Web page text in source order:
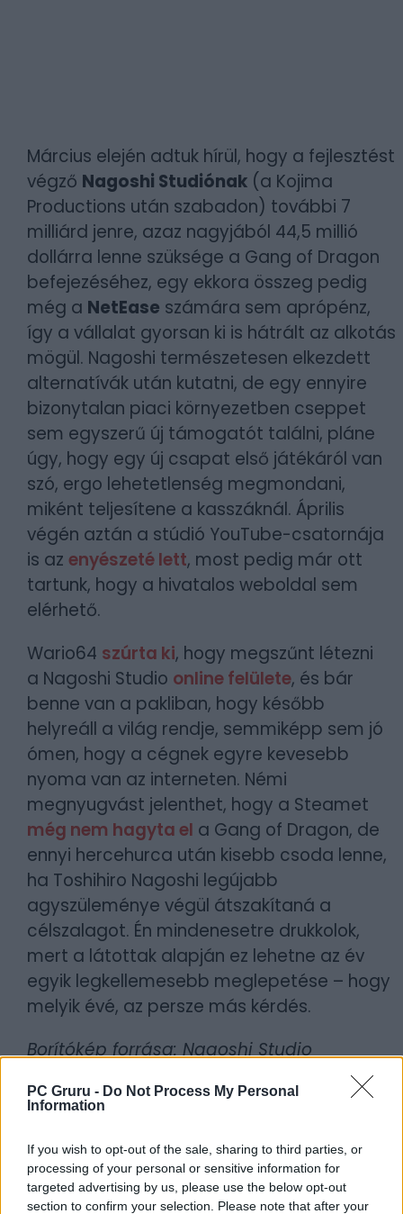
PC Gruru - Do Not Process My Personal
Information
If you wish to opt-out of the sale, sharing to third parties, or
processing of your personal or sensitive information for
targeted advertising by us, please use the below opt-out
section to confirm your selection. Please note that after your
Március elején adtuk hírül, hogy a fejlesztést
végző Nagoshi Studiónak (a Kojima
Productions után szabadon) további 7
milliárd jenre, azaz nagyjából 44,5 millió
dollárra lenne szüksége a Gang of Dragon
befejezéséhez, egy ekkora összeg pedig
még a NetEase számára sem aprópénz,
így a vállalat gyorsan ki is hátrált az alkotás
mögül. Nagoshi természetesen elkezdett
alternatívák után kutatni, de egy ennyire
bizonytalan piaci környezetben cseppet
sem egyszerű új támogatót találni, pláne
úgy, hogy egy új csapat első játékáról van
szó, ergo lehetetlenség megmondani,
miként teljesítene a kasszáknál. Április
végén aztán a stúdió YouTube-csatornája
is az enyészeté lett, most pedig már ott
tartunk, hogy a hivatalos weboldal sem
elérhető.
Wario64 szúrta ki, hogy megszűnt létezni
a Nagoshi Studio online felülete, és bár
benne van a pakliban, hogy később
helyreáll a világ rendje, semmiképp sem jó
ómen, hogy a cégnek egyre kevesebb
nyoma van az interneten. Némi
megnyugvást jelenthet, hogy a Steamet
még nem hagyta el a Gang of Dragon, de
ennyi hercehurca után kisebb csoda lenne,
ha Toshihiro Nagoshi legújabb
agyszüleménye végül átszakítaná a
célszalagot. Én mindenesetre drukkolok,
mert a látottak alapján ez lehetne az év
egyik legkellemesebb meglepetése – hogy
melyik évé, az persze más kérdés.
Borítókép forrása: Nagoshi Studio
Szerző:LeEcoBo
Dátum:2026.05.13 12:00
Csapd be az AI-t! Állítsd be itt, hogy a PC
Guru tartalmairól véletlenül se maradj le